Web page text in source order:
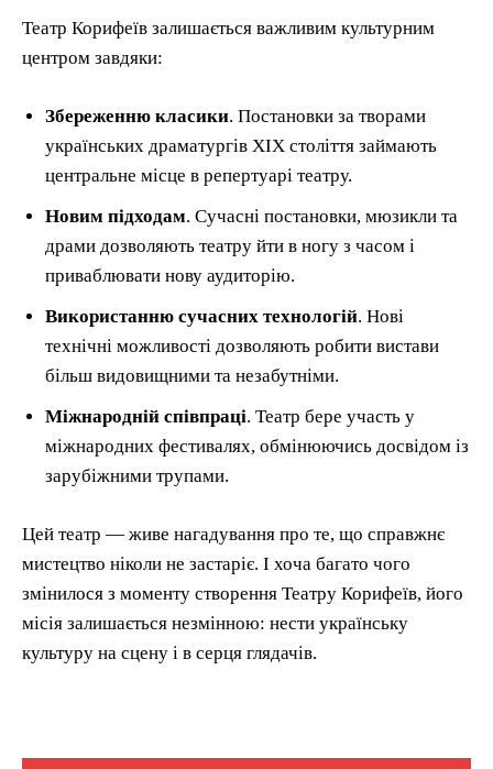
Театр Корифеїв залишається важливим культурним
центром завдяки:
Збереженню класики. Постановки за творами
українських драматургів XIX століття займають
центральне місце в репертуарі театру.
Новим підходам. Сучасні постановки, мюзикли та
драми дозволяють театру йти в ногу з часом і
приваблювати нову аудиторію.
Використанню сучасних технологій. Нові
технічні можливості дозволяють робити вистави
більш видовищними та незабутніми.
Міжнародній співпраці. Театр бере участь у
міжнародних фестивалях, обмінюючись досвідом із
зарубіжними трупами.
Цей театр — живе нагадування про те, що справжнє
мистецтво ніколи не застаріє. І хоча багато чого
змінилося з моменту створення Театру Корифеїв, його
місія залишається незмінною: нести українську
культуру на сцену і в серця глядачів.